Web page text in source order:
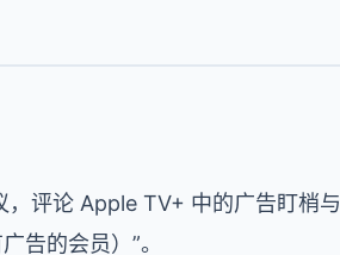
，评论 Apple TV+ 中的广告盯梢与
告的会员）”。